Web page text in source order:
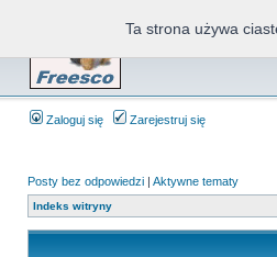
Zaloguj się Zarejestruj się
Posty bez odpowiedzi | Aktywne tematy
Indeks witryny
Ta strona używa